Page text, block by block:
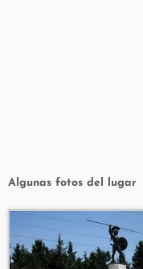
Algunas fotos del lugar